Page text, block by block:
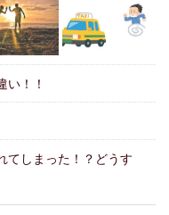
い！！
てしまった！？どうす